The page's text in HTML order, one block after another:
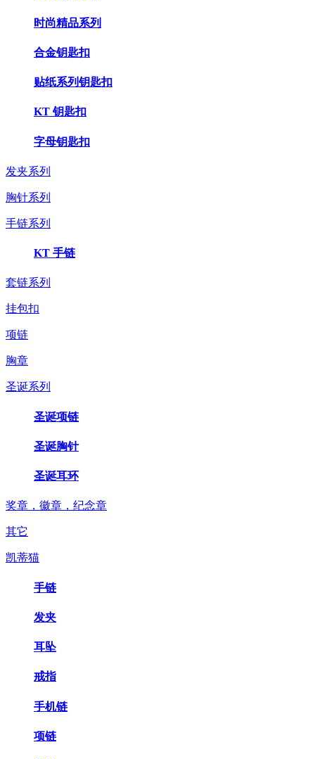
时尚精品系列
合金钥匙扣
贴纸系列钥匙扣
KT 钥匙扣
字母钥匙扣
发夹系列
胸针系列
手链系列
KT 手链
套链系列
挂包扣
项链
胸章
圣诞系列
圣诞项链
圣诞胸针
圣诞耳环
奖章，徽章，纪念章
其它
凯蒂猫
手链
发夹
耳坠
戒指
手机链
项链